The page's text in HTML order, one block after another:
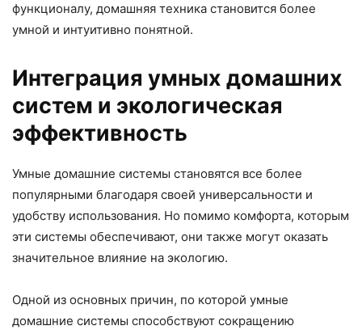
функционалу, домашняя техника становится более
умной и интуитивно понятной.
Интеграция умных домашних
систем и экологическая
эффективность
Умные домашние системы становятся все более
популярными благодаря своей универсальности и
удобству использования. Но помимо комфорта, которым
эти системы обеспечивают, они также могут оказать
значительное влияние на экологию.
Одной из основных причин, по которой умные
домашние системы способствуют сокращению